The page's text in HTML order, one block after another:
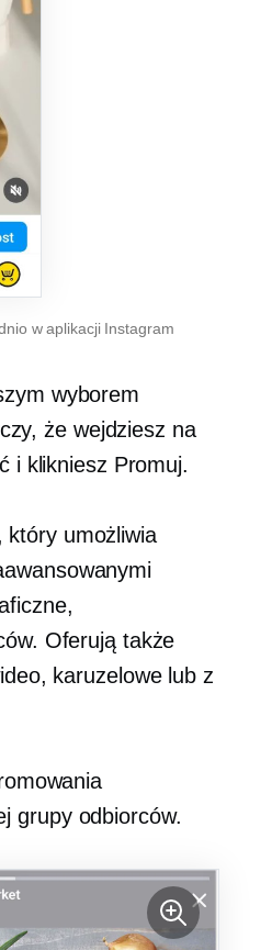
w aplikacji Instagram
wyborem
że wejdziesz na
i klikniesz Promuj.
który umożliwia
Oferują także
karuzelowe lub z
grupy odbiorców.